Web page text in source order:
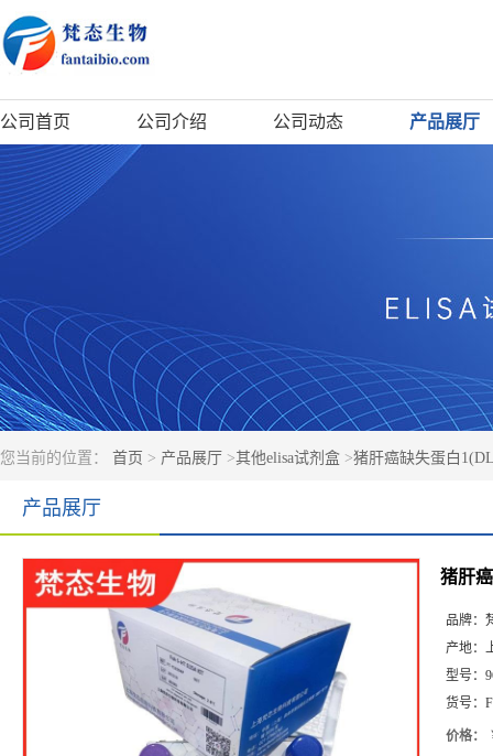
公司首页 公司介绍 公司动态 产品展厅
您当前的位置： 首页 > 产品展厅 >其他elisa试剂盒 >猪肝癌缺失蛋白
产品展厅
猪肝
品牌：
产地：
型号：
货号：
价格：